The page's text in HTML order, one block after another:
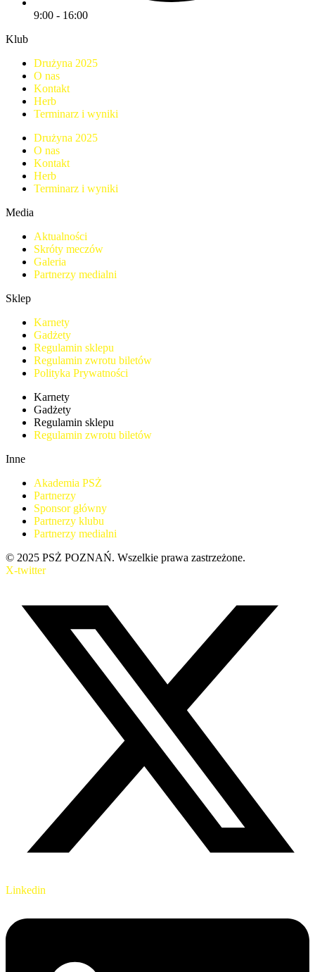
9:00 - 16:00
Klub
Drużyna 2025
O nas
Kontakt
Herb
Terminarz i wyniki
Drużyna 2025
O nas
Kontakt
Herb
Terminarz i wyniki
Media
Aktualności
Skróty meczów
Galeria
Partnerzy medialni
Sklep
Karnety
Gadżety
Regulamin sklepu
Regulamin zwrotu biletów
Polityka Prywatności
Karnety
Gadżety
Regulamin sklepu
Regulamin zwrotu biletów
Inne
Akademia PSŻ
Partnerzy
Sponsor główny
Partnerzy klubu
Partnerzy medialni
© 2025 PSŻ POZNAŃ. Wszelkie prawa zastrzeżone.
X-twitter
Linkedin